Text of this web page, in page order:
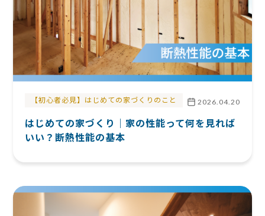
【初心者必見】はじめての家づくりのこと 2026.04.20
はじめての家づくり｜家の性能って何を見れば
いい？断熱性能の基本